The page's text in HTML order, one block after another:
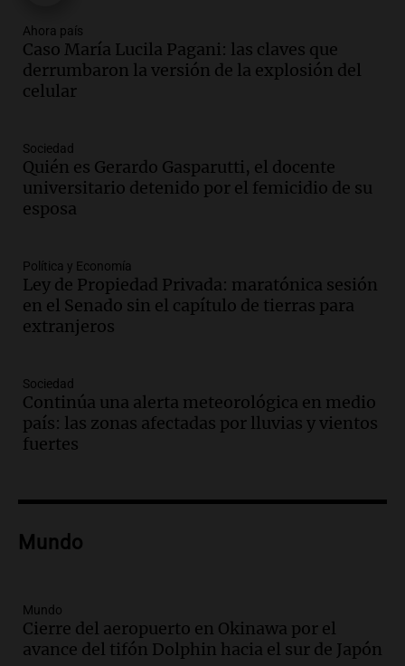
Audio.
El "Mono" de Kapanga
adelantó su show en Rosario.
Viva la Radio Rosario
Episodios
en suspenso a hombre por simular robo
de recaudación en San Luis
Panorama Federal
Episodios
ayuda por problemas de fertilidad y la
ostentación de millonarios
Amamos Argentina
Episodios
avanza con testimonios clave sobre el
accidente en Villa Dolores
Panorama Federal
tributo todos los jueves
Episodios
sea, va a ser lindo”
La Cadena del Gol
Episodios
Ahora país
Caso María Lucila Pagani: las claves que
derrumbaron la versión de la explosión del
celular
Sociedad
Quién es Gerardo Gasparutti, el docente
universitario detenido por el femicidio de su
esposa
Política y Economía
Ley de Propiedad Privada: maratónica sesión
en el Senado sin el capítulo de tierras para
extranjeros
Sociedad
Continúa una alerta meteorológica en medio
país: las zonas afectadas por lluvias y vientos
fuertes
Mundo
Mundo
Cierre del aeropuerto en Okinawa por el
avance del tifón Dolphin hacia el sur de Japón